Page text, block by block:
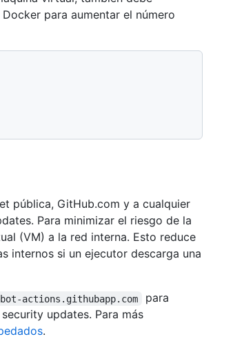
Docker para aumentar el número
pública, GitHub.com y a cualquier
Para minimizar el riesgo de la
(VM) a la red interna. Esto reduce
internos si un ejecutor descarga una
actions.githubapp.com
para
updates. Para más
.